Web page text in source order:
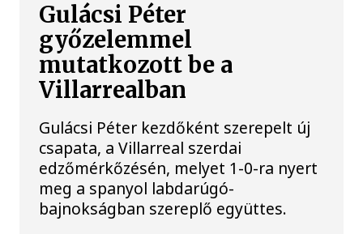
Gulácsi Péter
győzelemmel
mutatkozott be a
Villarrealban
Gulácsi Péter kezdőként szerepelt új
csapata, a Villarreal szerdai
edzőmérkőzésén, melyet 1-0-ra nyert
meg a spanyol labdarúgó-
bajnokságban szereplő együttes.